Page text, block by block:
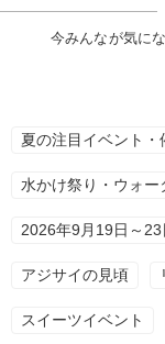
今みんなが気に
夏の注目イベント・
水かけ祭り・ウォー
2026年9月19日～
アジサイの見頃
スイーツイベント